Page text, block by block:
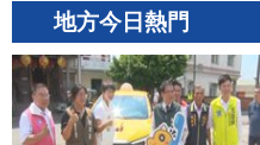
地方今日熱門